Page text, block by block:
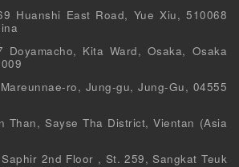
Huanshi East Road, Yue Xiu, 510068
Doyamacho, Kita Ward, Osaka, Osaka
ro, Jung-gu, Jung-Gu, 04555
Than, Sayse Tha District, Vientan (Asia
2nd Floor , St. 259, Sangkat Teuk